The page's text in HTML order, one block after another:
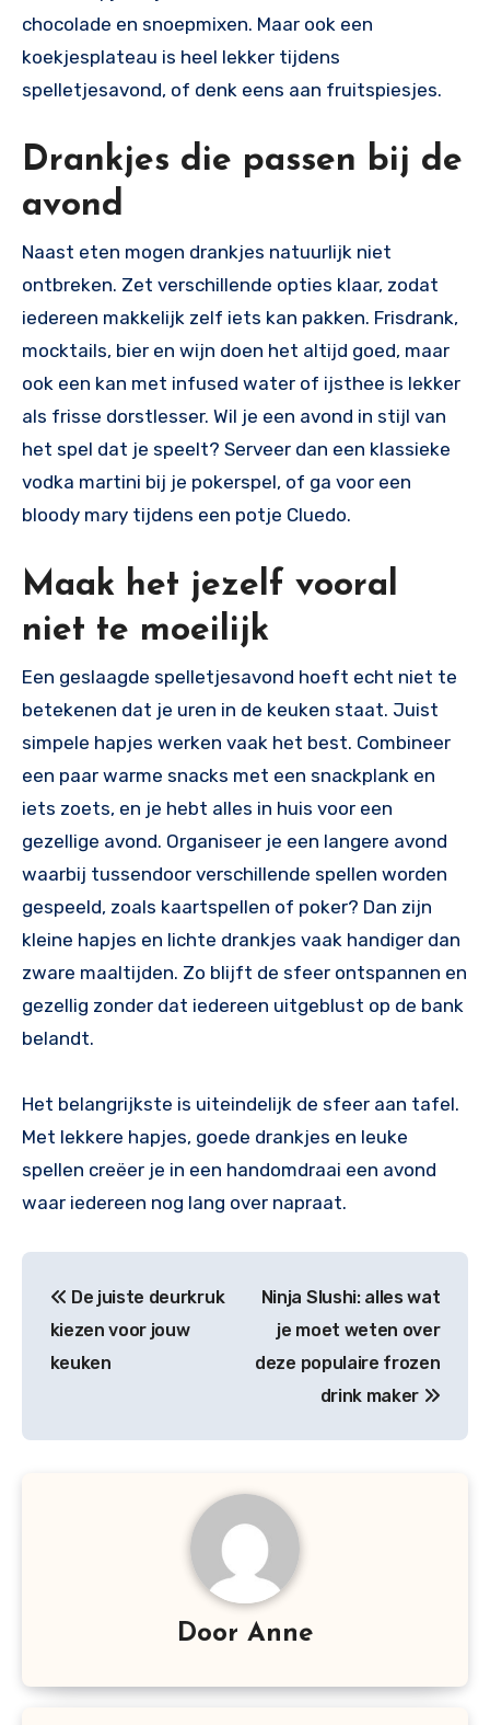
chocolade en snoepmixen. Maar ook een
koekjesplateau is heel lekker tijdens
spelletjesavond, of denk eens aan fruitspiesjes.
Drankjes die passen bij de
avond
Naast eten mogen drankjes natuurlijk niet
ontbreken. Zet verschillende opties klaar, zodat
iedereen makkelijk zelf iets kan pakken. Frisdrank,
mocktails, bier en wijn doen het altijd goed, maar
ook een kan met infused water of ijsthee is lekker
als frisse dorstlesser. Wil je een avond in stijl van
het spel dat je speelt? Serveer dan een klassieke
vodka martini bij je pokerspel, of ga voor een
bloody mary tijdens een potje Cluedo.
Maak het jezelf vooral
niet te moeilijk
Een geslaagde spelletjesavond hoeft echt niet te
betekenen dat je uren in de keuken staat. Juist
simpele hapjes werken vaak het best. Combineer
een paar warme snacks met een snackplank en
iets zoets, en je hebt alles in huis voor een
gezellige avond. Organiseer je een langere avond
waarbij tussendoor verschillende spellen worden
gespeeld, zoals kaartspellen of poker? Dan zijn
kleine hapjes en lichte drankjes vaak handiger dan
zware maaltijden. Zo blijft de sfeer ontspannen en
gezellig zonder dat iedereen uitgeblust op de bank
belandt.
Het belangrijkste is uiteindelijk de sfeer aan tafel.
Met lekkere hapjes, goede drankjes en leuke
spellen creëer je in een handomdraai een avond
waar iedereen nog lang over napraat.
navigatie
De juiste deurkruk
kiezen voor jouw
keuken
Ninja Slushi: alles wat
je moet weten over
deze populaire frozen
drink maker
Door Anne